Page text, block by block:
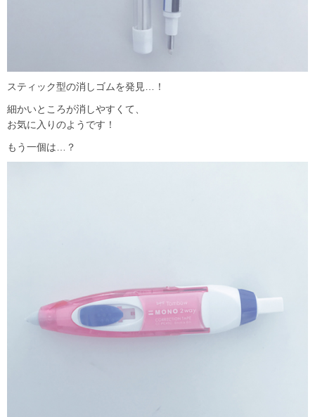
スティック型の消しゴムを発見…！
細かいところが消しやすくて、
お気に入りのようです！
もう一個は…？